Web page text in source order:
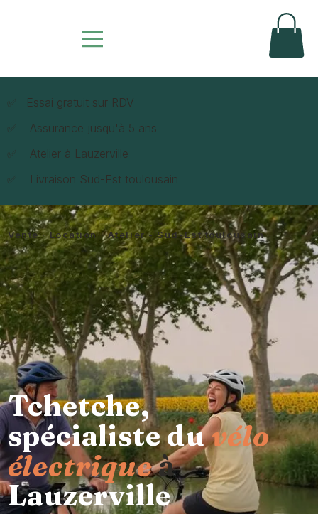
Essai gratuit sur RDV
Assurance jusqu'à 5 ans
Atelier à Lauzerville
Livraison Sud-Est toulousain
Vente · Location · Atelier - Sud-Est toulousain
Tchetche,
spécialiste duvélo
électriqueà
Lauzerville